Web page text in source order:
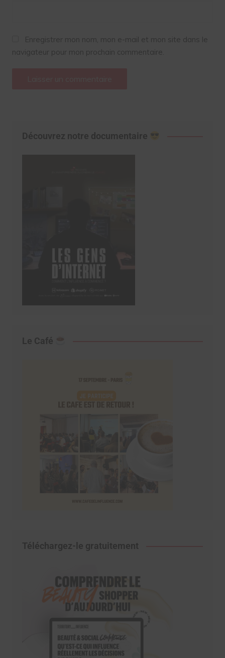
Enregistrer mon nom, mon e-mail et mon site dans le
navigateur pour mon prochain commentaire.
Découvrez notre documentaire
Le Café
Téléchargez-le gratuitement